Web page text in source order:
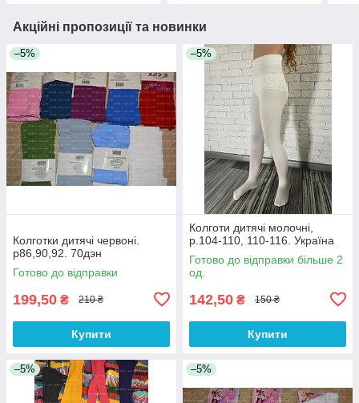
Акційні пропозиції та новинки
–5%
Колготки дитячі червоні.
р86,90,92. 70дэн
Готово до відправки
199,50 ₴ 210 ₴
Купити
–5%
Колготи дитячі молочні,
р.104-110, 110-116. Україна
Готово до відправки більше 2
од.
142,50 ₴ 150 ₴
Купити
–5% –5%